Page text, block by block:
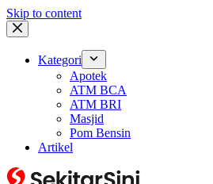
Skip to content
Kategori
Apotek
ATM BCA
ATM BRI
Masjid
Pom Bensin
Artikel